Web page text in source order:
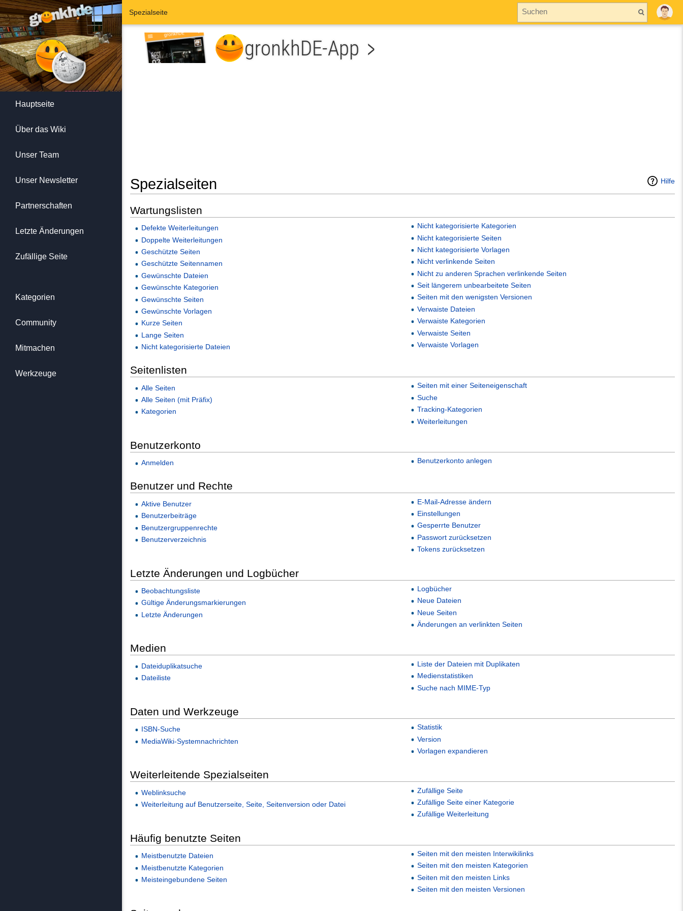
Hilfe
Spezialseiten
Wartungslisten
Defekte Weiterleitungen
Doppelte Weiterleitungen
Geschützte Seiten
Geschützte Seitennamen
Gewünschte Dateien
Gewünschte Kategorien
Gewünschte Seiten
Gewünschte Vorlagen
Kurze Seiten
Lange Seiten
Nicht kategorisierte Dateien
Nicht kategorisierte Kategorien
Nicht kategorisierte Seiten
Nicht kategorisierte Vorlagen
Nicht verlinkende Seiten
Nicht zu anderen Sprachen verlinkende Seiten
Seit längerem unbearbeitete Seiten
Seiten mit den wenigsten Versionen
Verwaiste Dateien
Verwaiste Kategorien
Verwaiste Seiten
Verwaiste Vorlagen
Seitenlisten
Alle Seiten
Alle Seiten (mit Präfix)
Kategorien
Seiten mit einer Seiteneigenschaft
Suche
Tracking-Kategorien
Weiterleitungen
Benutzerkonto
Anmelden Benutzerkonto anlegen
Benutzer und Rechte
Aktive Benutzer
Benutzerbeiträge
Benutzergruppenrechte
Benutzerverzeichnis
E-Mail-Adresse ändern
Einstellungen
Gesperrte Benutzer
Passwort zurücksetzen
Tokens zurücksetzen
Letzte Änderungen und Logbücher
Beobachtungsliste
Gültige Änderungsmarkierungen
Letzte Änderungen
Logbücher
Neue Dateien
Neue Seiten
Änderungen an verlinkten Seiten
Medien
Dateiduplikatsuche
Dateiliste
Liste der Dateien mit Duplikaten
Medienstatistiken
Suche nach MIME-Typ
Daten und Werkzeuge
ISBN-Suche
MediaWiki-Systemnachrichten
Statistik
Version
Vorlagen expandieren
Weiterleitende Spezialseiten
Weblinksuche
Weiterleitung auf Benutzerseite, Seite, Seitenversion oder Datei
Zufällige Seite
Zufällige Seite einer Kategorie
Zufällige Weiterleitung
Häufig benutzte Seiten
Meistbenutzte Dateien
Meistbenutzte Kategorien
Meisteingebundene Seiten
Seiten mit den meisten Interwikilinks
Seiten mit den meisten Kategorien
Seiten mit den meisten Links
Seiten mit den meisten Versionen
Spezialseite
Hauptseite
Über das Wiki
Unser Team
Unser Newsletter
Partnerschaften
Letzte Änderungen
Zufällige Seite
Kategorien
Community
Mitmachen
Werkzeuge